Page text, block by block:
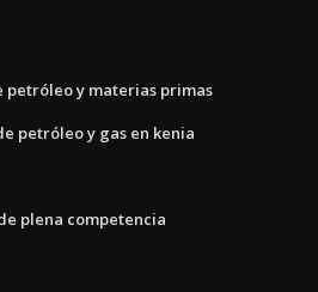
y materias primas
petróleo y gas en kenia
plena competencia